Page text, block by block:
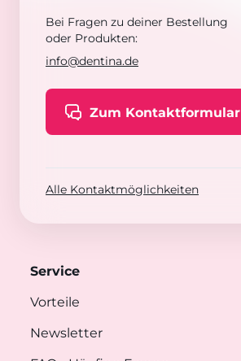
Bei Fragen zu deiner Bestellung
oder Produkten:
info@dentina.de
Zum Kontaktformular
Alle Kontaktmöglichkeiten
Service
Vorteile
Newsletter